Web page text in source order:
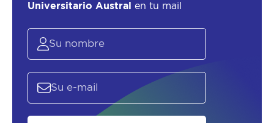
Universitario Austral
en tu mail